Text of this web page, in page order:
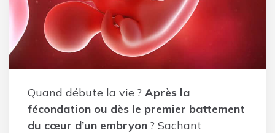
Quand débute la vie ? Après la
fécondation ou dès le premier battement
du cœur d’un embryon ? Sachant